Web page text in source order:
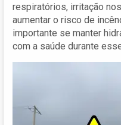
respiratórios, irritação
aumentar o risco de
importante se manter
com a saúde durante